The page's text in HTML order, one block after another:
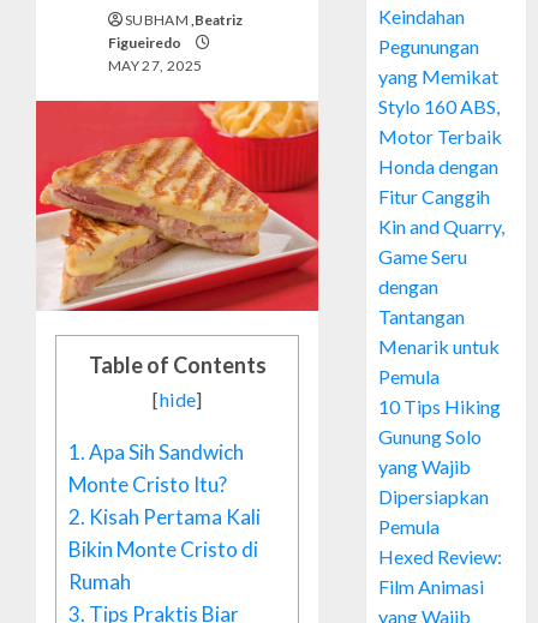
SUBHAM ,Beatriz
Figueiredo
MAY 27, 2025
Table of Contents
[hide]
1.Apa Sih Sandwich
Monte Cristo Itu?
2. Kisah Pertama Kali
Bikin Monte Cristo di
Rumah
3. Tips Praktis Biar
Keindahan
Pegunungan
yang Memikat
Stylo 160 ABS,
Motor Terbaik
Honda dengan
Fitur Canggih
Kin and Quarry,
Game Seru
dengan
Tantangan
Menarik untuk
Pemula
10 Tips Hiking
Gunung Solo
yang Wajib
Dipersiapkan
Pemula
Hexed Review:
Film Animasi
yang Wajib